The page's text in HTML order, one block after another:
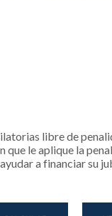
libre de
le aplique la
a financiar su